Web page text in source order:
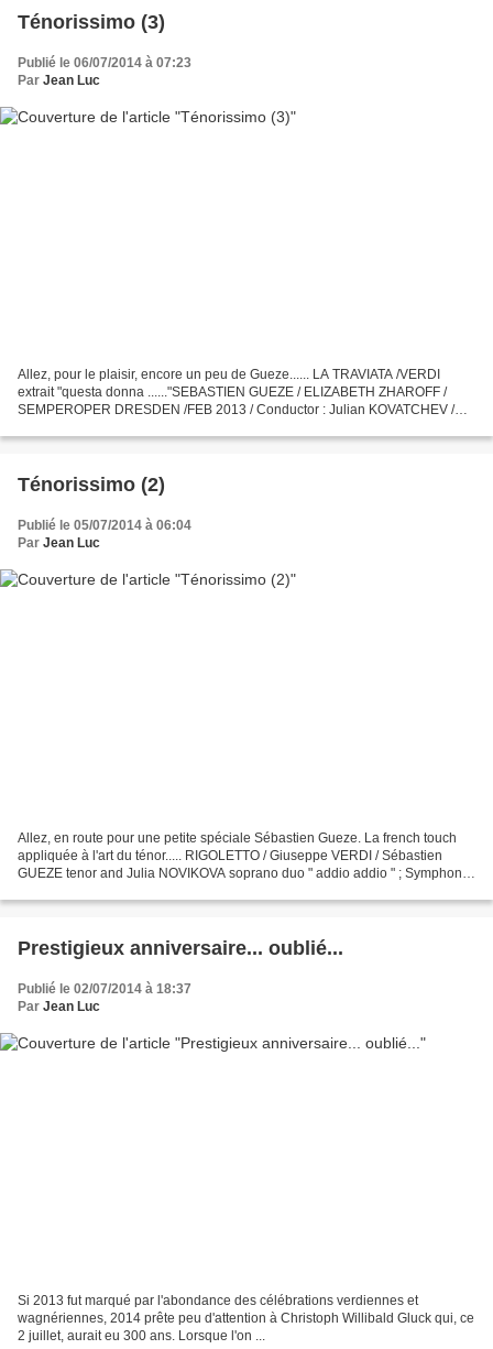
Ténorissimo (3)
Publié le 06/07/2014 à 07:23
Par Jean Luc
Allez, pour le plaisir, encore un peu de Gueze...... LA TRAVIATA /VERDI
extrait "questa donna ......"SEBASTIEN GUEZE / ELIZABETH ZHAROFF /
SEMPEROPER DRESDEN /FEB 2013 / Conductor : Julian KOVATCHEV /
Ténorissimo (2)
Publié le 05/07/2014 à 06:04
Par Jean Luc
Allez, en route pour une petite spéciale Sébastien Gueze. La french touch
appliquée à l'art du ténor..... RIGOLETTO / Giuseppe VERDI / Sébastien
GUEZE tenor and Julia NOVIKOVA soprano duo " addio addio " ; Symphonie
Prestigieux anniversaire... oublié...
Publié le 02/07/2014 à 18:37
Par Jean Luc
Si 2013 fut marqué par l'abondance des célébrations verdiennes et
wagnériennes, 2014 prête peu d'attention à Christoph Willibald Gluck qui, ce
2 juillet, aurait eu 300 ans. Lorsque l'on ...